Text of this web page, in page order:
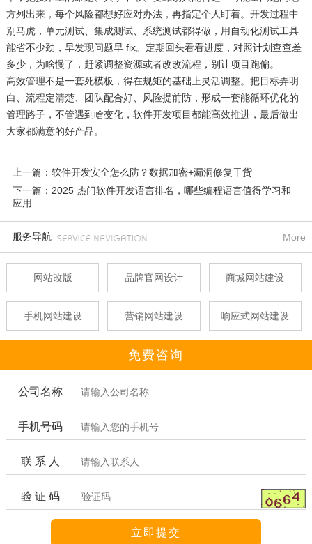
方列出来，每个风险都想好应对办法，再指定个人盯着。开发过程中
别马虎，单元测试、集成测试、系统测试都得做，用自动化测试工具
能省不少劲，早发现问题早 fix。定期回头看看进度，对照计划查查差
多少，为啥慢了，赶紧调整资源或者改改流程，别让项目跑偏。
高效管理不是一套死模板，得在规矩的基础上灵活调整。把目标弄明
白、流程定清楚、团队配合好、风险提前防，形成一套能循环优化的
管理路子，不管遇到啥变化，软件开发项目都能高效推进，最后做出
大家都满意的好产品。
上一篇：软件开发安全怎么防？数据加密+漏洞修复干货
下一篇：2025 热门软件开发语言排名，哪些编程语言值得学习和
应用
服务导航 More
网站改版 品牌官网设计 商城网站建设
手机网站建设 营销网站建设 响应式网站建设
免费咨询
公司名称
手机号码
联 系 人
验 证 码